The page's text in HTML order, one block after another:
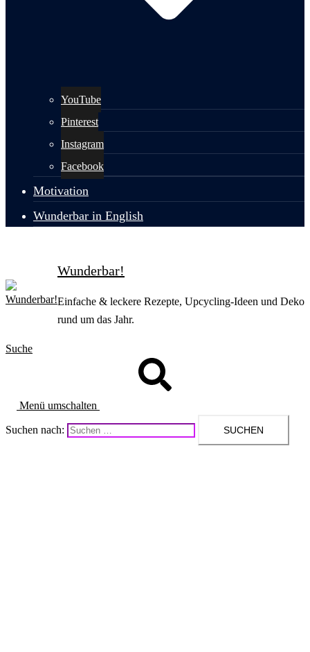
YouTube
Pinterest
Instagram
Facebook
Motivation
Wunderbar in English
Wunderbar!
Einfache & leckere Rezepte, Upcycling-Ideen und Deko
rund um das Jahr.
Suche
Menü umschalten
Suchen nach: